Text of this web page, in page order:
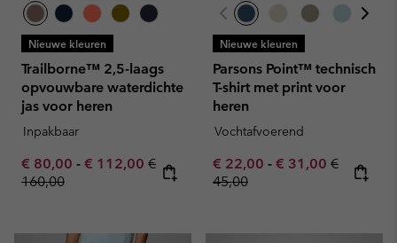
Nieuwe kleuren
Trailborne™ 2,5-laags
opvouwbare waterdichte
jas voor heren
Inpakbaar
Minimum sale price:
€ 80,00 - Maximum sale price:
€ 112,00 Regular price:
€
160,00
Nieuwe kleuren
Parsons Point™ technisch
T-shirt met print voor
heren
Vochtafvoerend
Minimum sale price:
€ 22,00 - Maximum sale
€ 31,00 Regular
€
45,00